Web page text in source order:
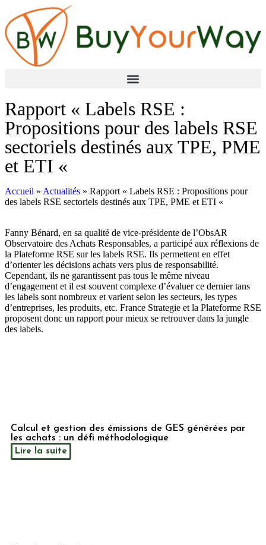
Rapport « Labels RSE :
Propositions pour des labels RSE
sectoriels destinés aux TPE, PME
et ETI «
Accueil » Actualités » Rapport « Labels RSE : Propositions pour
des labels RSE sectoriels destinés aux TPE, PME et ETI «
Fanny Bénard, en sa qualité de vice-présidente de l’ObsAR
Observatoire des Achats Responsables, a participé aux réflexions de
la Plateforme RSE sur les labels RSE. Ils permettent en effet
d’orienter les décisions achats vers plus de responsabilité.
Cependant, ils ne garantissent pas tous le même niveau
d’engagement et il est souvent complexe d’évaluer ce dernier tans
les labels sont nombreux et varient selon les secteurs, les types
d’entreprises, les produits, etc. France Strategie et la Plateforme RSE
proposent donc un rapport pour mieux se retrouver dans la jungle
des labels.
Calcul et gestion des émissions de GES générées par
les achats : un défi méthodologique
Lire la suite